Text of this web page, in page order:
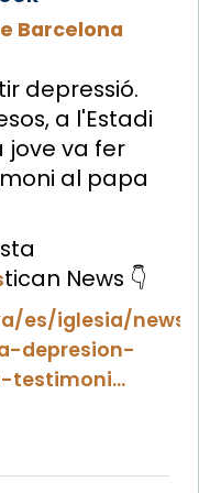
Barcelona
depressió.
a l'Estadi
jove va fer
al papa
tican News 👇
es/iglesia/news/
depresion-
testimoni...